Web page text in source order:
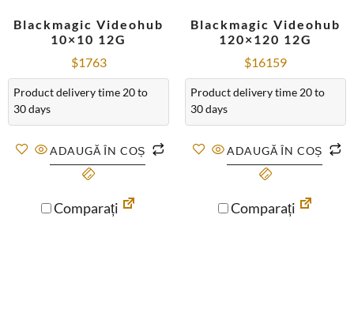
Blackmagic Videohub
10×10 12G
$1763
Product delivery time 20 to
30 days
ADAUGĂ ÎN COȘ
Comparați
Blackmagic Videohub
120×120 12G
$16159
Product delivery time 20 to
30 days
ADAUGĂ ÎN COȘ
Comparați